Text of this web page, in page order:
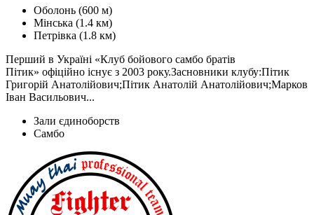
Оболонь (600 м)
Мінська (1.4 км)
Петрівка (1.8 км)
Перший в Україні «Клуб бойового самбо братів
Пітик» офіційно існує з 2003 року.Засновники клубу:Пітик
Григорій Анатолійович;Пітик Анатолій Анатолійович;Марков
Iван Васильович...
Зали єдиноборств
Самбо